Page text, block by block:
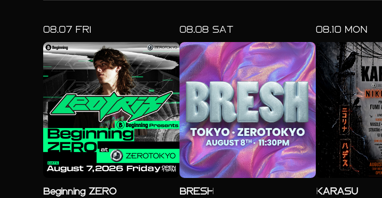
08.07FRI
Beginning ZERO
08.08 SAT
BRESH
08.10MON
KARASU